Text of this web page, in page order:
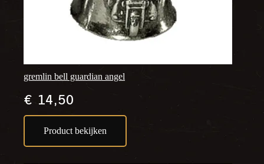
gremlin bell guardian angel
€14,50
Product bekijken